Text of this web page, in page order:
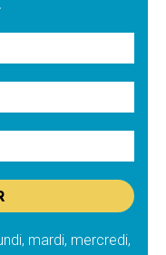
mardi, mercredi,